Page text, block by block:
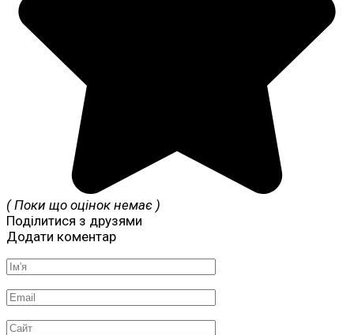
( Поки що оцінок немає )
Поділитися з друзями
Додати коментар
Ім'я
*
Email
*
Сайт